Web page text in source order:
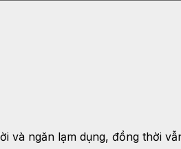
ngăn lạm dụng, đồng thời